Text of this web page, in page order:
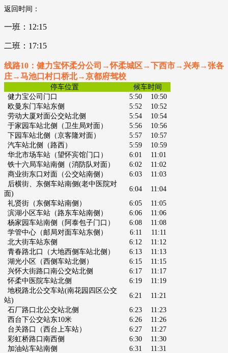
返回时间：
一班：1 2:15
二班：17:15
线路10：健力宝怀柔分公司→怀柔城区→下西市→兴寿→张各
庄→马池口村口桥北→京都府驾校
停车位置
候车时间
健力宝公司门口
5:50
10:50
欧曼东门车站东侧
5:52
10:52
劳动大厦对面公交站北侧
5:54
10:54
于家园车站北侧（卫生局对面）
5:56
10:56
下园车站北侧（京客隆对面）
5:57
10:57
汽车站北侧（路西）
5:59
10:59
华北市场车站（望怀宾馆门口）
6:01
11:01
铁十六局车站南侧（消防队对面）
6:02
11:02
商业街东口对面（公交站南侧）
6:03
11:03
后横街、东侧车站南侧 (老中医院对
面)
6:04
11:04
礼贤街（东侧车站南侧）
6:05
11:05
滨湖小区车站（路东车站南侧）
6:06
11:06
杨家园车站南侧（阿泰包子门口）
6:08
11:08
学管中心（邮局对面车站东侧）
6:11
11:11
北大街车站东侧
6:12
11:12
青春路北口（大地西侧车站北侧）
6:13
11:13
湖光小区（西侧车站北侧）
6:15
11:15
兴怀大街路口南公交站北侧
6:17
11:17
怀柔中医院车站北侧
6:19
11:19
地税路北公交车站(南花园四区公交
站)
6:21
11:21
石厂路口北公交站北侧
6:23
11:23
西台下公交站东10米
6:26
11:26
台关路口（西台上车站）
6:27
11:27
彩虹桥路口南西侧
6:30
11:30
加油站车站南侧
6:31
11:31